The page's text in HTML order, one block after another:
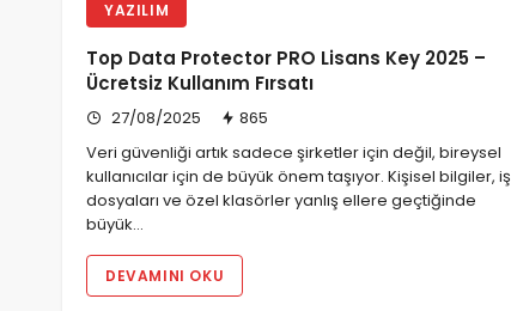
YAZILIM
Top Data Protector PRO Lisans Key 2025 –
Ücretsiz Kullanım Fırsatı
27/08/2025
865
Veri güvenliği artık sadece şirketler için değil, bireysel
kullanıcılar için de büyük önem taşıyor. Kişisel bilgiler, iş
dosyaları ve özel klasörler yanlış ellere geçtiğinde
büyük…
DEVAMINI OKU